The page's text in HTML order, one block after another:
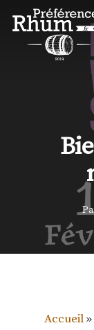
Accueil»